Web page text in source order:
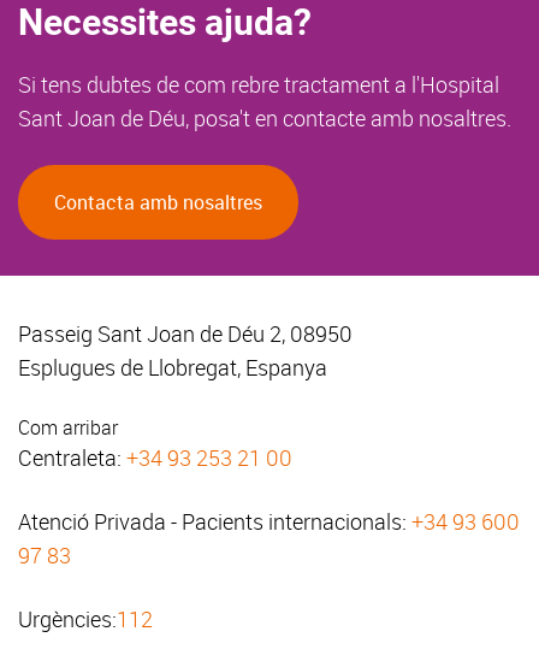
Necessites ajuda?
Si tens dubtes de com rebre tractament a l'Hospital
Sant Joan de Déu, posa't en contacte amb nosaltres.
Contacta amb nosaltres
Passeig Sant Joan de Déu 2, 08950
Esplugues de Llobregat, Espanya
Com arribar
Centraleta: +34 93 253 21 00
Atenció Privada - Pacients internacionals: +34 93 600
97 83
Urgències:112